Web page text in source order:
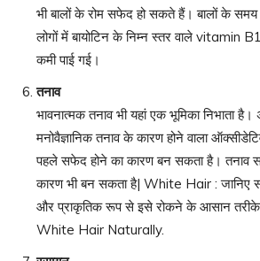
भी बालों के रोम सफेद हो सकते हैं। बालों के
लोगों में बायोटिन के निम्न स्तर वाले vitamin
कमी पाई गई।
तनाव
भावनात्मक तनाव भी यहां एक भूमिका निभाता
मनोवैज्ञानिक तनाव के कारण होने वाला
पहले सफेद होने का कारण बन सकता है। तनाव
कारण भी बन सकता है| White Hair : जानिए
और प्राकृतिक रूप से इसे रोकने के आसान
White Hair Naturally.